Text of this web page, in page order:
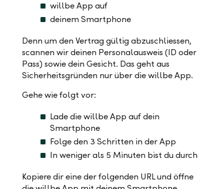
willbe App auf
deinem Smartphone
Denn um den Vertrag gültig abzuschliessen,
scannen wir deinen Personalausweis (ID oder
Pass) sowie dein Gesicht. Das geht aus
Sicherheitsgründen nur über die willbe App.
Gehe wie folgt vor:
Lade die willbe App auf dein
Smartphone
Folge den 3 Schritten in der App
In weniger als 5 Minuten bist du durch
Kopiere dir eine der folgenden URL und öffne